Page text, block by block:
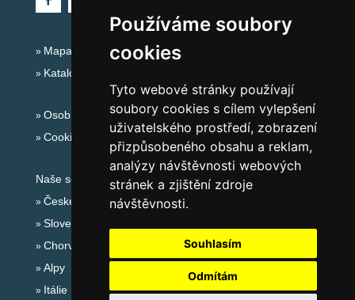
Používáme soubory
cookies
Tyto webové stránky používají
soubory cookies s cílem vylepšení
uživatelského prostředí, zobrazení
přizpůsobeného obsahu a reklam,
analýzy návštěvnosti webových
stránek a zjištění zdroje
návštěvnosti.
Souhlasím
Odmítám
Mapa serveru Alpy Itálie - Dolomity
Katalog ubytování
Osobní údaje
Cookies
Naše servery:
České hory
Slovenské hory
Chorvatsko
Alpy
Itálie